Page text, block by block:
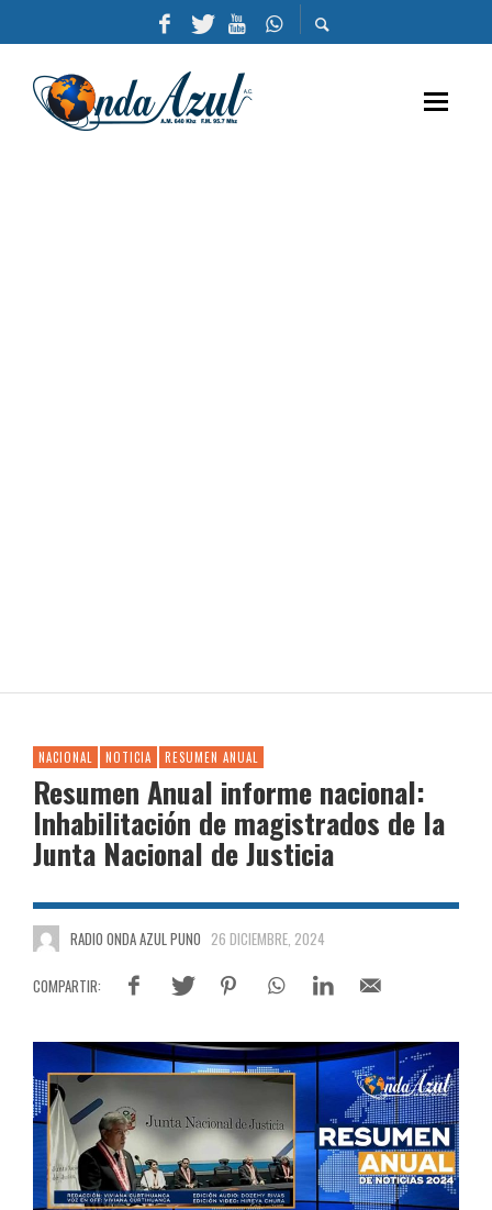
NACIONAL NOTICIA RESUMEN ANUAL
Resumen Anual informe nacional:
Inhabilitación de magistrados de la
Junta Nacional de Justicia
RADIO ONDA AZUL PUNO 26 DICIEMBRE, 2024